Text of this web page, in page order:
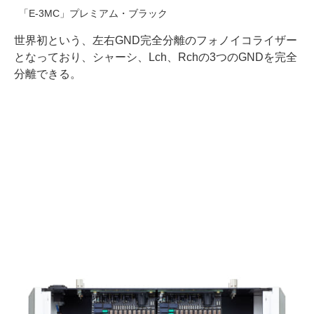
「E-3MC」プレミアム・ブラック
世界初という、左右GND完全分離のフォノイコライザー
となっており、シャーシ、Lch、Rchの3つのGNDを完全
分離できる。